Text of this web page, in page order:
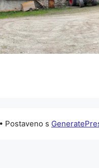
• Postaveno s